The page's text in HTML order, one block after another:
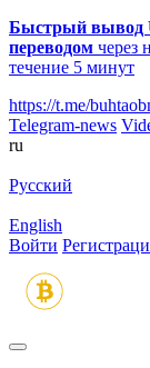
Быстрый вывод
переводом через
течение 5 минут
https://t.me/
Telegram-news
ru
Русский
English
Войти